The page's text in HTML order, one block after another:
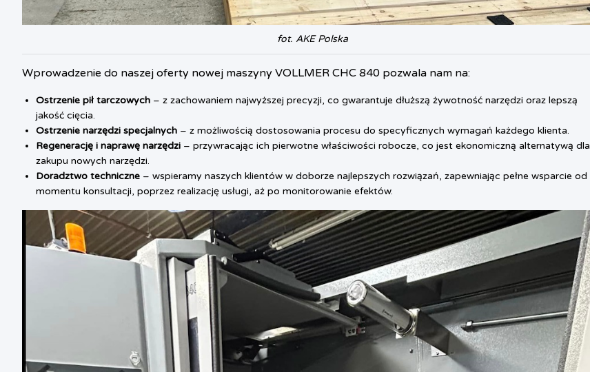
fot. AKE Polska
Wprowadzenie do naszej oferty nowej maszyny VOLLMER CHC 840 pozwala nam na:
Ostrzenie pił tarczowych – z zachowaniem najwyższej precyzji, co gwarantuje dłuższą żywotność narzędzi oraz lepszą
jakość cięcia.
Ostrzenie narzędzi specjalnych – z możliwością dostosowania procesu do specyficznych wymagań każdego klienta.
Regenerację i naprawę narzędzi – przywracając ich pierwotne właściwości robocze, co jest ekonomiczną alternatywą dla
zakupu nowych narzędzi.
Doradztwo techniczne – wspieramy naszych klientów w doborze najlepszych rozwiązań, zapewniając pełne wsparcie od
momentu konsultacji, poprzez realizację usługi, aż po monitorowanie efektów.